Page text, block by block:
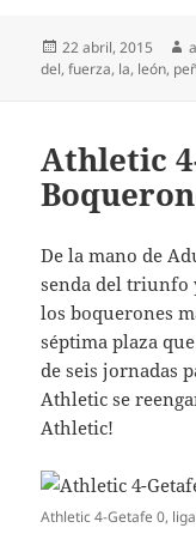
Publicado
el
22 abril, 2015
del,fuerza, la, león,
Athletic
De la mano de
senda del triunfo
los boquerones
séptima plaza
de seis jornadas
Athletic se
Athletic!
Athletic 4-Getafe 0, liga